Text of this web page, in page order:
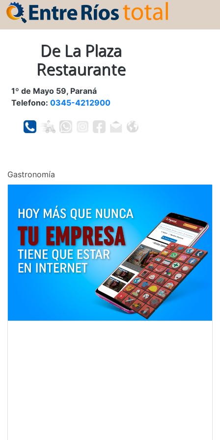
De La Plaza
Restaurante
1º de Mayo 59, Paraná
Telefono: 0345-4212900
Gastronomía